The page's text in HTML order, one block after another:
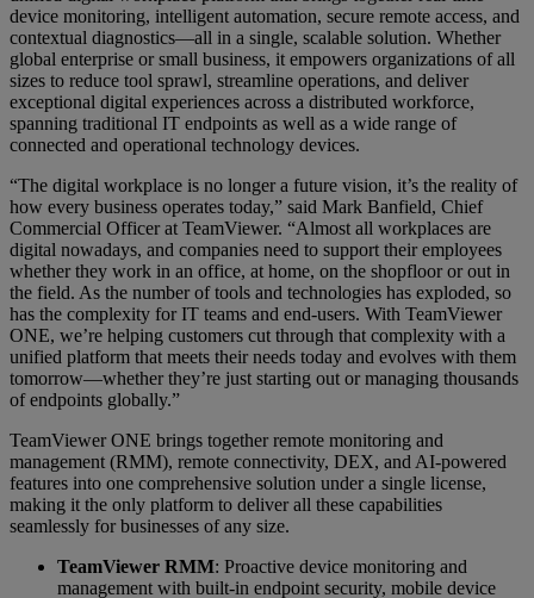
device monitoring, intelligent automation, secure remote access, and
contextual diagnostics—all in a single, scalable solution. Whether
global enterprise or small business, it empowers organizations of all
sizes to reduce tool sprawl, streamline operations, and deliver
exceptional digital experiences across a distributed workforce,
spanning traditional IT endpoints as well as a wide range of
connected and operational technology devices.
“The digital workplace is no longer a future vision, it’s the reality of
how every business operates today,” said Mark Banfield, Chief
Commercial Officer at TeamViewer. “Almost all workplaces are
digital nowadays, and companies need to support their employees
whether they work in an office, at home, on the shopfloor or out in
the field. As the number of tools and technologies has exploded, so
has the complexity for IT teams and end-users. With TeamViewer
ONE, we’re helping customers cut through that complexity with a
unified platform that meets their needs today and evolves with them
tomorrow—whether they’re just starting out or managing thousands
of endpoints globally.”
TeamViewer ONE brings together remote monitoring and
management (RMM), remote connectivity, DEX, and AI-powered
features into one comprehensive solution under a single license,
making it the only platform to deliver all these capabilities
seamlessly for businesses of any size.
TeamViewer RMM: Proactive device monitoring and
management with built-in endpoint security, mobile device